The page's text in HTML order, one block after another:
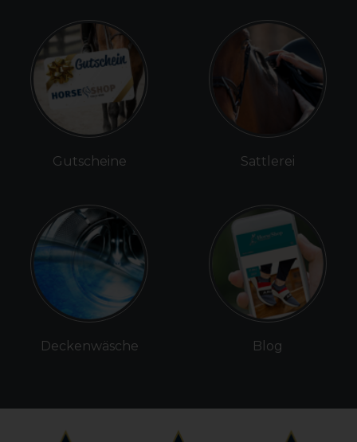
Gutscheine
Deckenwäsche
Sattlerei
Blog